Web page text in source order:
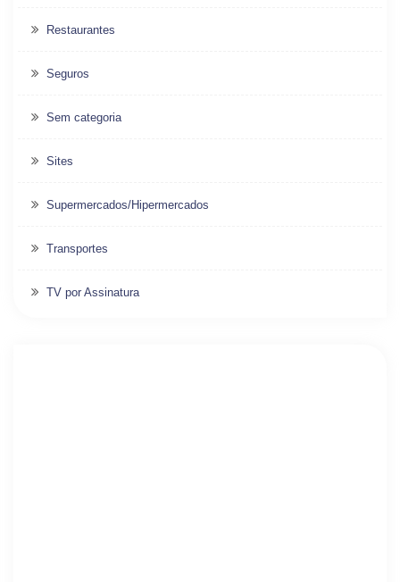
Restaurantes
Seguros
Sem categoria
Sites
Supermercados/Hipermercados
Transportes
TV por Assinatura